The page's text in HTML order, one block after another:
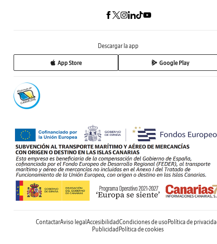
Descargar la app
App Store Google Play
ContactarAviso legal AccesibilidadCondiciones de uso Política de
Publicidad Política de cookies